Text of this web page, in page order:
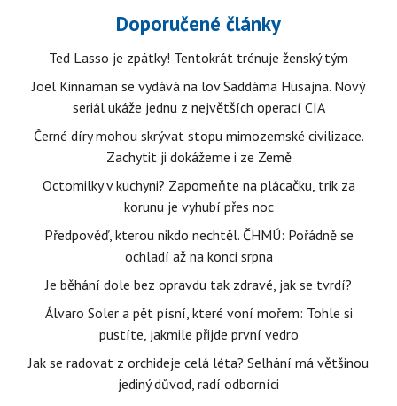
Doporučené články
Ted Lasso je zpátky! Tentokrát trénuje ženský tým
Joel Kinnaman se vydává na lov Saddáma Husajna. Nový
seriál ukáže jednu z největších operací CIA
Černé díry mohou skrývat stopu mimozemské civilizace.
Zachytit ji dokážeme i ze Země
Octomilky v kuchyni? Zapomeňte na plácačku, trik za
korunu je vyhubí přes noc
Předpověď, kterou nikdo nechtěl. ČHMÚ: Pořádně se
ochladí až na konci srpna
Je běhání dole bez opravdu tak zdravé, jak se tvrdí?
Álvaro Soler a pět písní, které voní mořem: Tohle si
pustíte, jakmile přijde první vedro
Jak se radovat z orchideje celá léta? Selhání má většinou
jediný důvod, radí odborníci